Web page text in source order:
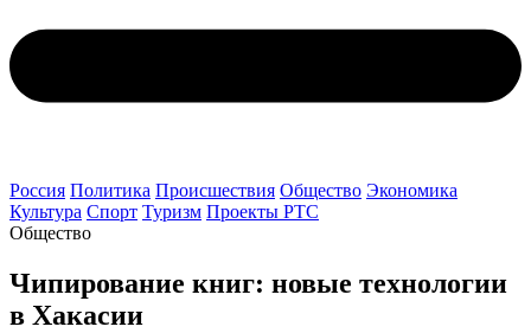
Россия Политика Происшествия Общество Экономика
Культура Спорт Туризм Проекты РТС
Общество
Чипирование книг: новые технологии
в Хакасии